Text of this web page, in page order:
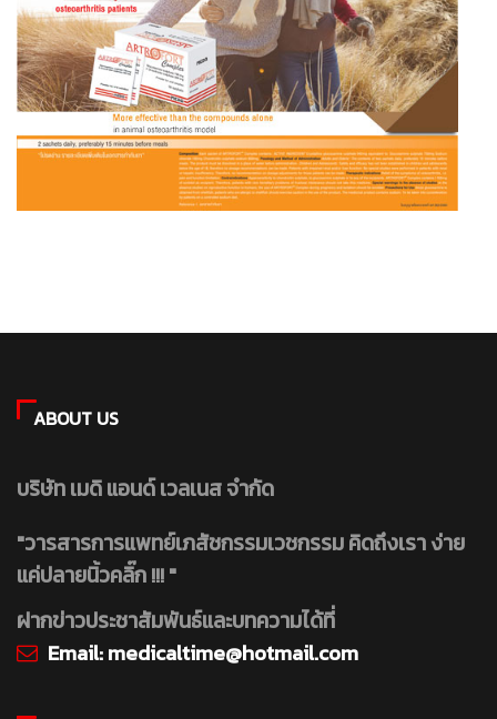
ABOUT US
บริษัท เมดิ แอนด์ เวลเนส จำกัด
"วารสารการแพทย์เภสัชกรรมเวชกรรม คิดถึงเรา ง่าย
แค่ปลายนิ้วคลิ๊ก !!! "
ฝากข่าวประชาสัมพันธ์และบทความได้ที่
Email:medicaltime@hotmail.com